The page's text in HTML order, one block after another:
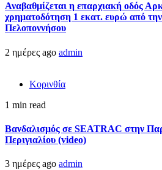
Αναβαθμίζεται η επαρχιακή οδός
χρηματοδότηση 1 εκατ. ευρώ από
Πελοποννήσου
2 ημέρες ago admin
Κορινθία
1 min read
Βανδαλισμός σε SEATRAC στην
Περιγιαλίου (video)
3 ημέρες ago admin